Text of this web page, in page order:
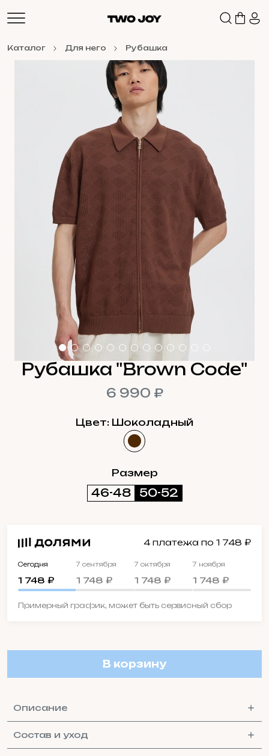
Каталог Для него Рубашка
Рубашка "Brown Code"
6 990 ₽
Цвет: Шоколадный
Размер
46-48 50-52
4 платежа по 1 748 ₽
Сегодня
1 748 ₽
7 сентября
1 748 ₽
7 октября
1 748 ₽
7 ноября
1 748 ₽
Примерный график, может быть сервисный сбор
В корзину
Описание
Состав и уход